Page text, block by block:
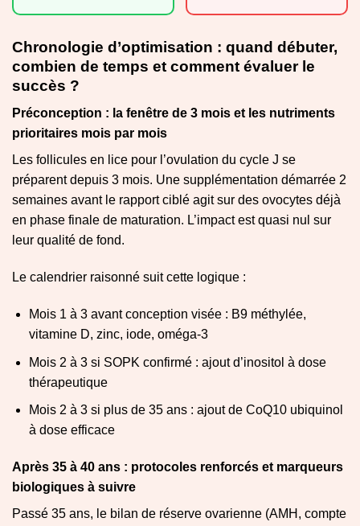
Chronologie d’optimisation : quand débuter,
combien de temps et comment évaluer le
succès ?
Préconception : la fenêtre de 3 mois et les nutriments
prioritaires mois par mois
Les follicules en lice pour l’ovulation du cycle J se
préparent depuis 3 mois. Une supplémentation démarrée 2
semaines avant le rapport ciblé agit sur des ovocytes déjà
en phase finale de maturation. L’impact est quasi nul sur
leur qualité de fond.
Le calendrier raisonné suit cette logique :
Mois 1 à 3 avant conception visée : B9 méthylée,
vitamine D, zinc, iode, oméga-3
Mois 2 à 3 si SOPK confirmé : ajout d’inositol à dose
thérapeutique
Mois 2 à 3 si plus de 35 ans : ajout de CoQ10 ubiquinol
à dose efficace
Après 35 à 40 ans : protocoles renforcés et marqueurs
biologiques à suivre
Passé 35 ans, le bilan de réserve ovarienne (AMH, compte